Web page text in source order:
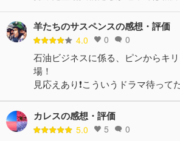
羊たちのサスペンスの感想・評価
4.0 0 0
石油ビジネスに係る、ピンからキ
場！
見応えあり❗️こういうドラマ待って
カレスの感想・評価
5.0 5 0